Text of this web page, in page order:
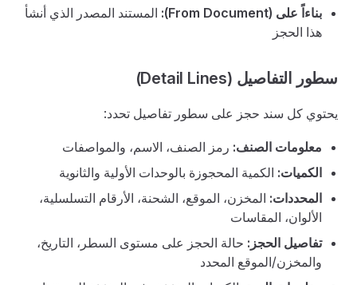
بناءاً على (From Document):
المستند المصدر الذي أنشأ
هذا الحجز
سطور التفاصيل (Detail Lines)
يحتوي كل سند حجز على سطور تفاصيل تحدد:
معلومات الصنف: رمز الصنف، الاسم، والمواصفات
الكميات: الكمية المحجوزة بالوحدات الأولية والثانوية
المحددات: المخزن، الموقع، الشحنة، الأرقام التسلسلية،
الألوان، المقاسات
تفاصيل الحجز: حالة الحجز على مستوى السطر، التاريخ،
والمخزن/الموقع المحدد